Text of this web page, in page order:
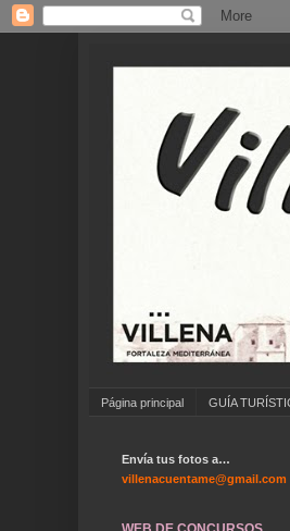
Página principal GUÍA
Envía tus fotos a…
villenacuentame@gmail.com